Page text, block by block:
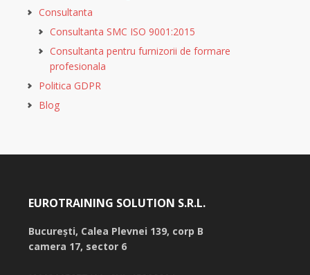
Consultanta
Consultanta SMC ISO 9001:2015
Consultanta pentru furnizorii de formare
profesionala
Politica GDPR
Blog
EUROTRAINING SOLUTION S.R.L.
București, Calea Plevnei 139, corp B
camera 17, sector 6